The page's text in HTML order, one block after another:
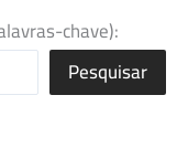
chave):
Pesquisar